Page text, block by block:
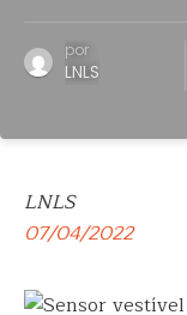
por
LNLS
LNLS
07/04/2022